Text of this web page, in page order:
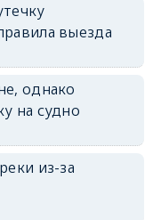
выезда
однако
на судно
из-за